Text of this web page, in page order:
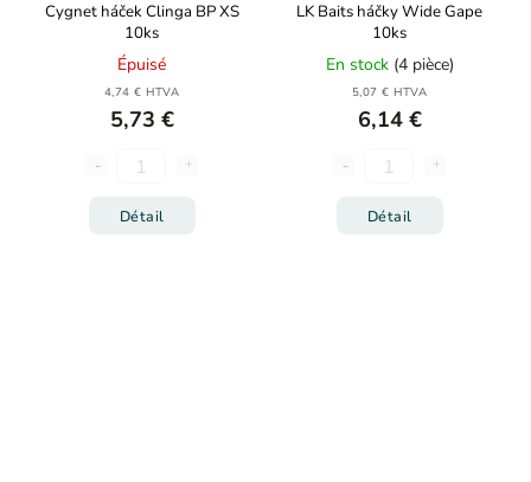
Cygnet háček Clinga BP XS
10ks
Épuisé
4,74 € HTVA
5,73 €
Détail
LK Baits háčky Wide Gape
10ks
En stock (4 pièce)
5,07 € HTVA
6,14 €
Détail